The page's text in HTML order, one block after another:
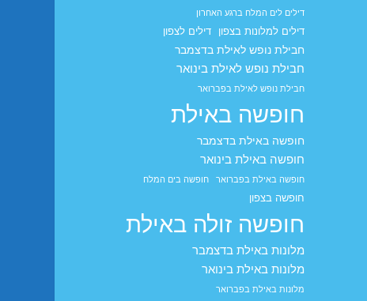
דילים לים המלח ברגע האחרון
דילים למלונות בצפון דילים לצפון
חבילת נופש לאילת בדצמבר
חבילת נופש לאילת בינואר
חבילת נופש לאילת בפברואר
חופשה באילת
חופשה באילת בדצמבר
חופשה באילת בינואר
חופשה באילת בפברואר חופשה בים המלח
חופשה בצפון
חופשה זולה באילת
מלונות באילת בדצמבר
מלונות באילת בינואר
מלונות באילת בפברואר